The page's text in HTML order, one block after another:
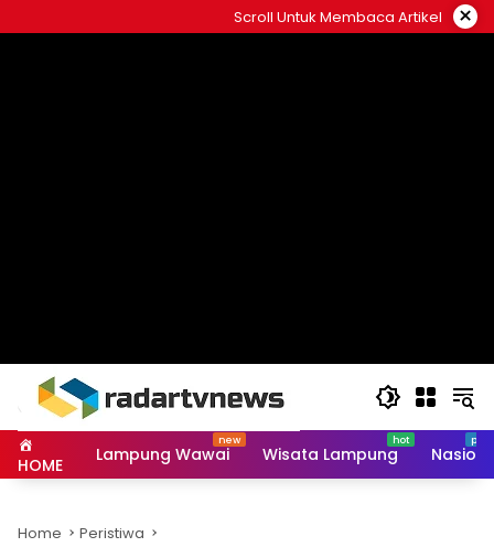
to
Scroll Untuk Membaca Artikel ×
HOME Lampung Wawai Wisata Lampung
Home Peristiwa